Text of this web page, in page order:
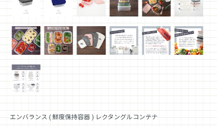
エンバランス ( 鮮度保持容器 ) レクタングルコンテナ